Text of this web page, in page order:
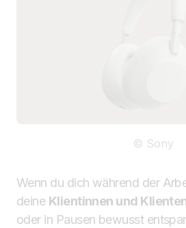
© Sony
Wenn du dich während der
deine Klientinnen und
oder in Pausen bewusst